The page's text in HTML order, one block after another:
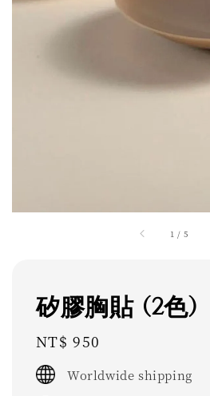
1 / 5
矽膠胸貼 (2色)
Regular
price
NT$ 950
Worldwide shipping